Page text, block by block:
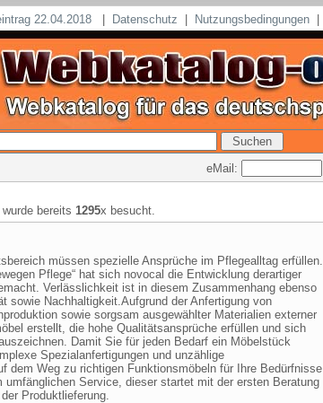
22.04.2018 Datenschutz Nutzungsbedingungen
eMail:
bereits 1295x besucht.
müssen spezielle Ansprüche im Pflegealltag erfüllen.
Pflege“ hat sich novocal die Entwicklung derartiger
Verlässlichkeit ist in diesem Zusammenhang ebenso
sowie Nachhaltigkeit.Aufgrund der Anfertigung von
sowie sorgsam ausgewählter Materialien externer
erstellt, die hohe Qualitätsansprüche erfüllen und sich
Damit Sie für jeden Bedarf ein Möbelstück
Spezialanfertigungen und unzählige
dem Weg zu richtigen Funktionsmöbeln für Ihre Bedürfnisse
umfänglichen Service, dieser startet mit der ersten Beratung
Produktlieferung.